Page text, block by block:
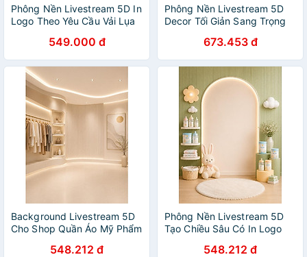
Phông Nền Livestream 5D In
Logo Theo Yêu Cầu Vải Lụa
549.000 đ
Phông Nền Livestream 5D
Decor Tối Giản Sang Trọng
673.453 đ
Background Livestream 5D
Cho Shop Quần Áo Mỹ Phẩm
548.212 đ
Phông Nền Livestream 5D
Tạo Chiều Sâu Có In Logo
548.212 đ